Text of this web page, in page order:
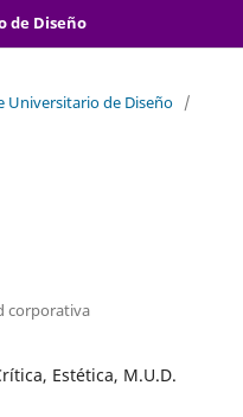
de Diseño
Universitario de Diseño /
corporativa
Estética, M.U.D.